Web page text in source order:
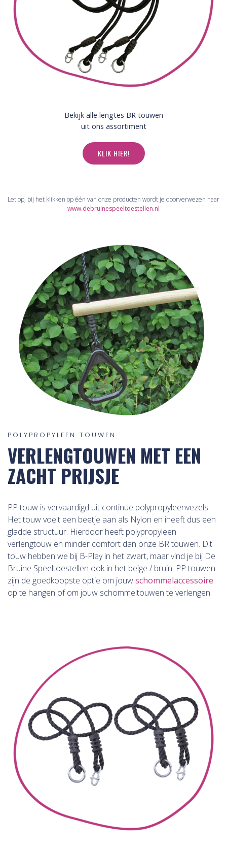
Bekijk alle lengtes BR touwen
uit ons assortiment
KLIK HIER!
Let op, bij het klikken op één van onze producten wordt je doorverwezen naar
www.debruinespeeltoestellen.nl
POLYPROPYLEEN TOUWEN
VERLENGTOUWEN MET EEN
ZACHT PRIJSJE
PP touw is vervaardigd uit continue polypropyleenvezels.
Het touw voelt een beetje aan als Nylon en iheeft dus een
gladde structuur. Hierdoor heeft polypropyleen
verlengtouw en minder comfort dan onze BR touwen. Dit
touw hebben we bij B-Play in het zwart, maar vind je bij De
Bruine Speeltoestellen ook in het beige / bruin. PP touwen
zijn de goedkoopste optie om jouwschommelaccessoire
op te hangen of om jouw schommeltouwen te verlengen.